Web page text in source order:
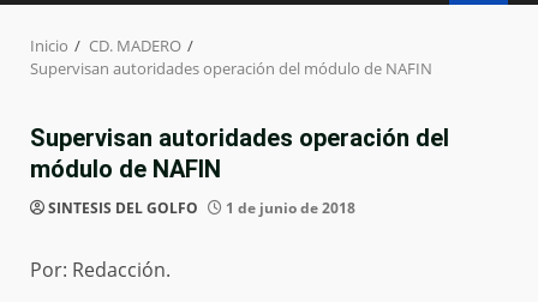
Inicio
CD. MADERO
Supervisan autoridades operación del módulo de NAFIN
Supervisan autoridades operación del
módulo de NAFIN
SINTESIS DEL GOLFO 1 de junio de 2018
Por: Redacción.